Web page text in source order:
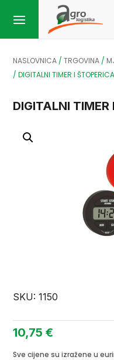
NASLOVNICA /TRGOVINA /
/DIGITALNI TIMER I ŠTOPERICA
DIGITALNI TIMER
SKU:1150
10,75€
Sve cijene su izražene u